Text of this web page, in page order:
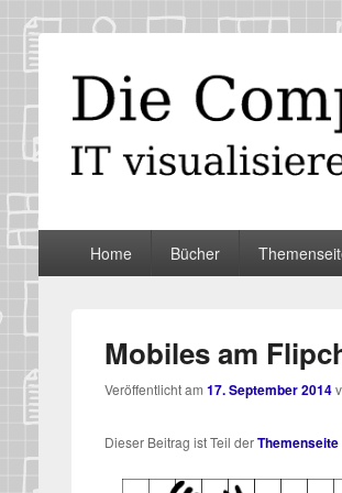
Die
PrimäresHome Bücher
Mobiles am
Veröffentlicht am 17. September 2014
Die­ser Bei­trag ist Teil der